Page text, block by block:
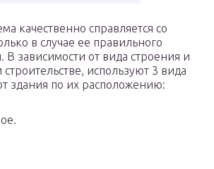
качественно справляется со
в случае ее правильного
В зависимости от вида строения и
используют 3 вида
здания по их расположению: